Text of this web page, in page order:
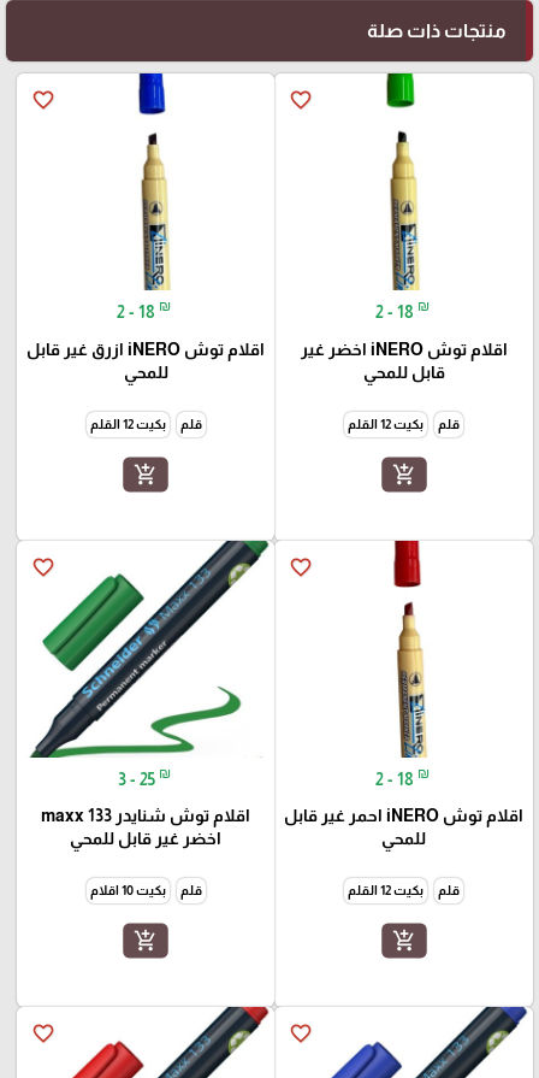
منتجات ذات صلة
favorite_border
2 - 18 ₪
اقلام توش iNERO اخضر غير
قابل للمحي
قلم بكيت 12 القلم
add_shopping_cart
favorite_border
2 - 18 ₪
اقلام توش iNERO ازرق غير قابل
للمحي
قلم بكيت 12 القلم
add_shopping_cart
favorite_border
2 - 18 ₪
اقلام توش iNERO احمر غير قابل
للمحي
قلم بكيت 12 القلم
add_shopping_cart
favorite_border
3 - 25 ₪
اقلام توش شنايدر maxx 133
اخضر غير قابل للمحي
قلم بكيت 10 اقلام
add_shopping_cart
favorite_border
favorite_border